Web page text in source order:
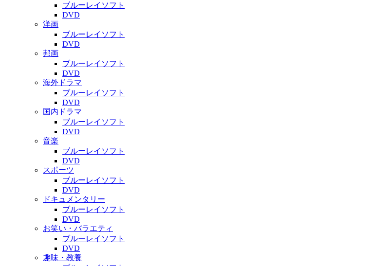
ブルーレイソフト
DVD
洋画
ブルーレイソフト
DVD
邦画
ブルーレイソフト
DVD
海外ドラマ
ブルーレイソフト
DVD
国内ドラマ
ブルーレイソフト
DVD
音楽
ブルーレイソフト
DVD
スポーツ
ブルーレイソフト
DVD
ドキュメンタリー
ブルーレイソフト
DVD
お笑い・バラエティ
ブルーレイソフト
DVD
趣味・教養